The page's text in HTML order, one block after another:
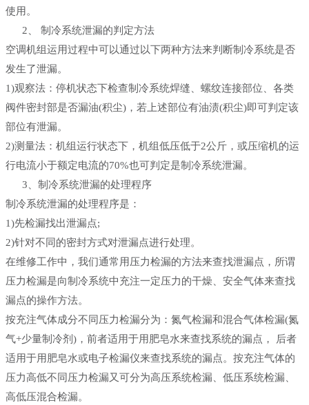
使用。
2、 制冷系统泄漏的判定方法
空调机组运用过程中可以通过以下两种方法来判断制冷系统是否
发生了泄漏。
1)观察法：停机状态下检查制冷系统焊缝、螺纹连接部位、各类
阀件密封部是否漏油(积尘)，若上述部位有油渍(积尘)即可判定该
部位有泄漏。
2)测量法：机组运行状态下，机组低压低于2公斤，或压缩机的运
行电流小于额定电流的70%也可判定是制冷系统泄漏。
3、制冷系统泄漏的处理程序
制冷系统泄漏的处理程序是：
1)先检漏找出泄漏点;
2)针对不同的密封方式对泄漏点进行处理。
在维修工作中，我们通常用压力检漏的方法来查找泄漏点，所谓
压力检漏是向制冷系统中充注一定压力的干燥、安全气体来查找
漏点的操作方法。
按充注气体成分不同压力检漏分为：氮气检漏和混合气体检漏(氮
气+少量制冷剂)，前者适用于用肥皂水来查找系统的漏点， 后者
适用于用肥皂水或电子检漏仪来查找系统的漏点。按充注气体的
压力高低不同压力检漏又可分为高压系统检漏、低压系统检漏、
高低压混合检漏。